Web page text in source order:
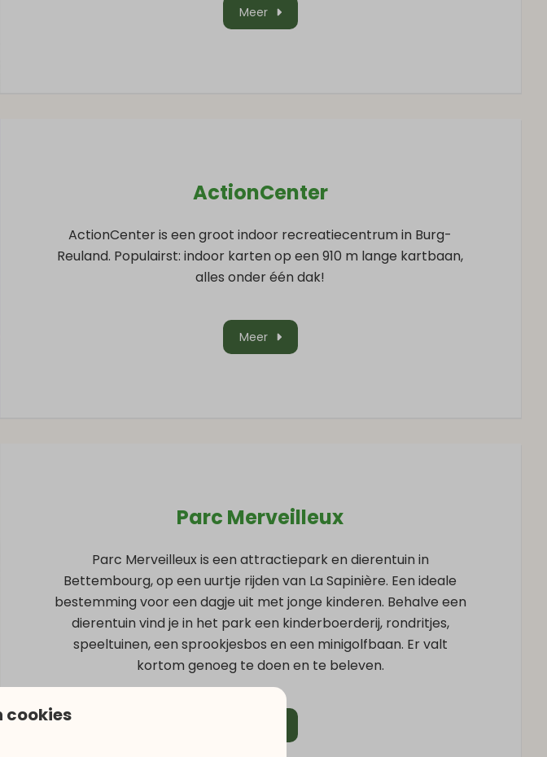
Meer
ActionCenter
ActionCenter is een groot indoor recreatiecentrum in Burg-
Reuland. Populairst: indoor karten op een 910 m lange kartbaan,
alles onder één dak!
Meer
Parc Merveilleux
Parc Merveilleux is een attractiepark en dierentuin in
Bettembourg, op een uurtje rijden van La Sapinière. Een ideale
bestemming voor een dagje uit met jonge kinderen. Behalve een
dierentuin vind je in het park een kinderboerderij, rondritjes,
speeltuinen, een sprookjesbos en een minigolfbaan. Er valt
kortom genoeg te doen en te beleven.
cookies